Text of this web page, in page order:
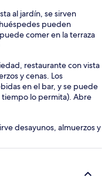
al jardín, se sirven
pueden
comer en la terraza
restaurante con vista
y cenas. Los
en el bar, y se puede
tiempo lo permita). Abre
desayunos, almuerzos y